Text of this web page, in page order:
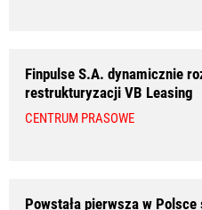
Finpulse S.A. dynamicznie
restrukturyzacji VB Leasing
CENTRUM PRASOWE
Powstała pierwsza w